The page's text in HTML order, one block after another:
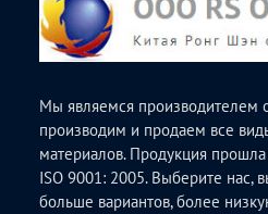
Мы являемся производителем
производим и продаем все
материалов. Продукция
ISO 9001: 2005. Выберите нас,
больше вариантов, более